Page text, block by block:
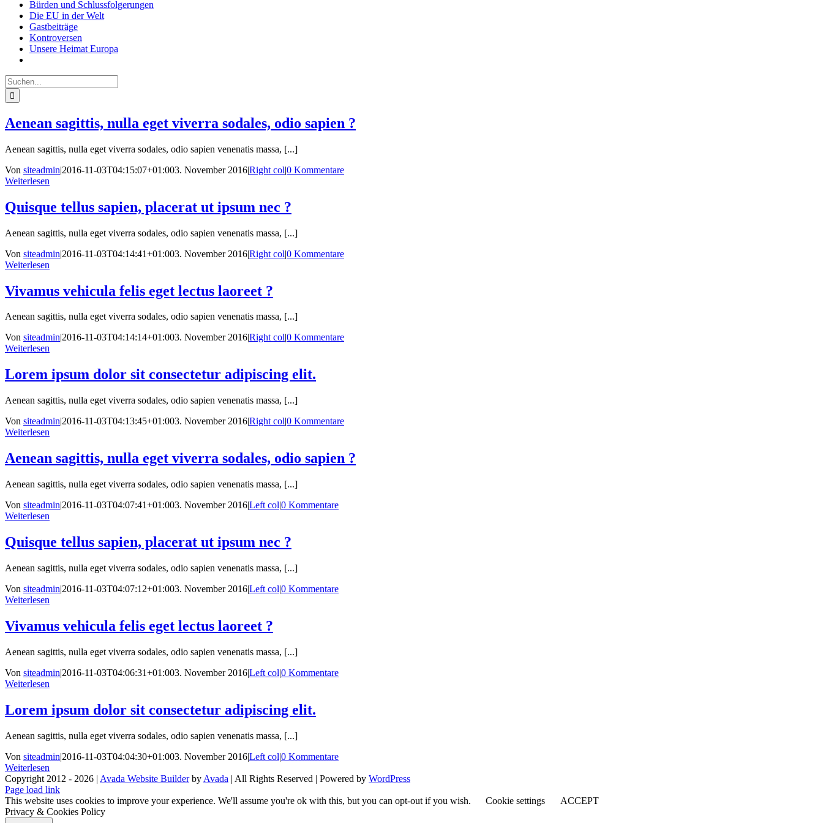
Bürden und Schlussfolgerungen
Die EU in der Welt
Gastbeiträge
Kontroversen
Unsere Heimat Europa
Suche
nach:
Aenean sagittis, nulla eget viverra sodales, odio sapien ?
Aenean sagittis, nulla eget viverra sodales, odio sapien venenatis massa, [...]
Von siteadmin|2016-11-03T04:15:07+01:003. November 2016|Right col|0 Kommentare
Weiterlesen
Quisque tellus sapien, placerat ut ipsum nec ?
Aenean sagittis, nulla eget viverra sodales, odio sapien venenatis massa, [...]
Von siteadmin|2016-11-03T04:14:41+01:003. November 2016|Right col|0 Kommentare
Weiterlesen
Vivamus vehicula felis eget lectus laoreet ?
Aenean sagittis, nulla eget viverra sodales, odio sapien venenatis massa, [...]
Von siteadmin|2016-11-03T04:14:14+01:003. November 2016|Right col|0 Kommentare
Weiterlesen
Lorem ipsum dolor sit consectetur adipiscing elit.
Aenean sagittis, nulla eget viverra sodales, odio sapien venenatis massa, [...]
Von siteadmin|2016-11-03T04:13:45+01:003. November 2016|Right col|0 Kommentare
Weiterlesen
Aenean sagittis, nulla eget viverra sodales, odio sapien ?
Aenean sagittis, nulla eget viverra sodales, odio sapien venenatis massa, [...]
Von siteadmin|2016-11-03T04:07:41+01:003. November 2016|Left col|0 Kommentare
Weiterlesen
Quisque tellus sapien, placerat ut ipsum nec ?
Aenean sagittis, nulla eget viverra sodales, odio sapien venenatis massa, [...]
Von siteadmin|2016-11-03T04:07:12+01:003. November 2016|Left col|0 Kommentare
Weiterlesen
Vivamus vehicula felis eget lectus laoreet ?
Aenean sagittis, nulla eget viverra sodales, odio sapien venenatis massa, [...]
Von siteadmin|2016-11-03T04:06:31+01:003. November 2016|Left col|0 Kommentare
Weiterlesen
Lorem ipsum dolor sit consectetur adipiscing elit.
Aenean sagittis, nulla eget viverra sodales, odio sapien venenatis massa, [...]
Von siteadmin|2016-11-03T04:04:30+01:003. November 2016|Left col|0 Kommentare
Weiterlesen
Copyright 2012 - 2026 | Avada Website Builderby Avada | All Rights Reserved | Powered by WordPress
Facebook
X
Instagram
Pinterest
Page load link
This website uses cookies to improve your experience. We'll assume you're ok with this, but you can opt-out if you wish.
Cookie settings
ACCEPT
Privacy & Cookies Policy